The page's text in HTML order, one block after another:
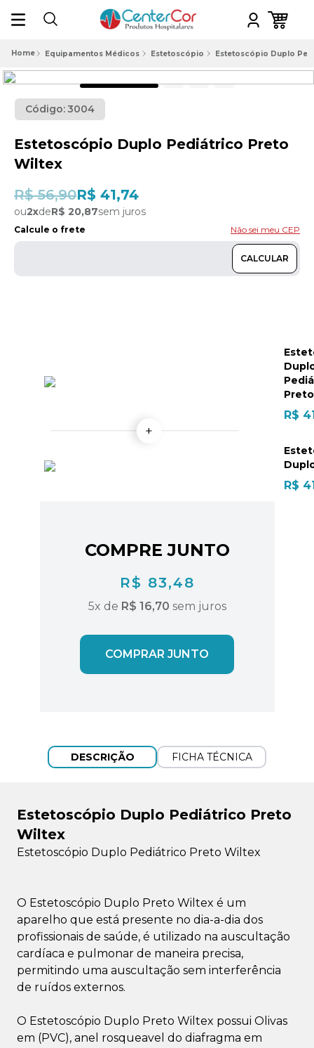
Equipamentos Médicos Estetoscópio Estetoscópio Duplo
Código:3004
Estetoscópio Duplo Pediátrico Preto
Wiltex
R$ 56,90R$ 41,74
ou2xdeR$ 20,87sem juros
Calcule o frete Não sei meu CEP
R$
R$
COMPRE JUNTO
R$ 83,48
5x de R$ 16,70 sem juros
COMPRAR JUNTO
DESCRIÇÃO FICHA TÉCNICA
Estetoscópio Duplo Pediátrico Preto
Wiltex
Estetoscópio Duplo Pediátrico Preto Wiltex
O Estetoscópio Duplo Preto Wiltex é um
aparelho que está presente no dia-a-dia dos
profissionais de saúde, é utilizado na auscultação
cardíaca e pulmonar de maneira precisa,
permitindo uma auscultação sem interferência
de ruídos externos.
O Estetoscópio Duplo Preto Wiltex possui Olivas
em (PVC), anel rosqueavel do diafragma em